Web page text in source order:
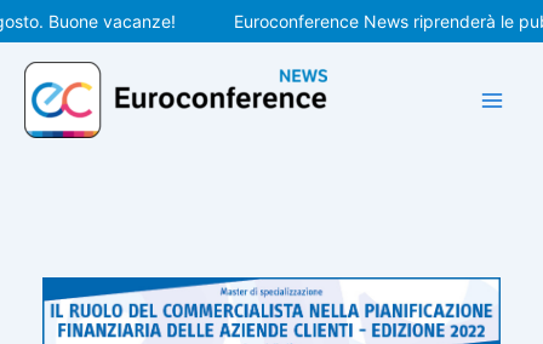
Vai
al
contenuto
Buone vacanze! Euroconference News riprenderà le